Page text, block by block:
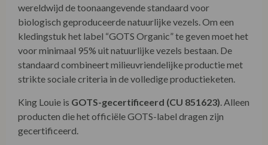
wereldwijd de toonaangevende standaard voor
biologisch geproduceerde natuurlijke vezels. Om een
kledingstuk het label “GOTS Organic” te geven moet het
voor minimaal 95% uit natuurlijke vezels bestaan. De
standaard combineert milieuvriendelijke productie met
strikte sociale criteria in de volledige productieketen.
King Louie is GOTS-gecertificeerd (CU 851623). Alleen
producten die het officiële GOTS-label dragen zijn
gecertificeerd.